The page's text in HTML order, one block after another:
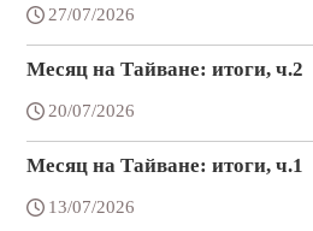
27/07/2026
Месяц на Тайване: итоги, ч.2
20/07/2026
Месяц на Тайване: итоги, ч.1
13/07/2026